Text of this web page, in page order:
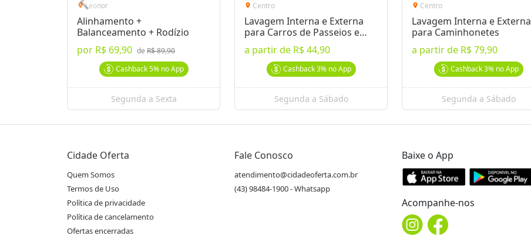
location_onLeonor
Alinhamento +
Balanceamento + Rodízio
por R$ 69,90 de R$ 89,90
Cashback5%no App
Segunda a Sexta
location_on Centro
Lavagem Interna e Externa
para Carros de Passeios e
a partir de R$ 44,90
Cashback3%no App
Segunda a Sábado
location_on Centro
Lavagem Interna e Externa
para Caminhonetes
a partir de R$ 79,90
Cashback3%no App
Segunda a Sábado
Cidade Oferta
Quem Somos
Termos de Uso
Política de privacidade
Política de cancelamento
Ofertas encerradas
Fale Conosco
atendimento@cidadeoferta.com.br
(43) 98484-1900 - Whatsapp
Baixe o App
Acompanhe-nos